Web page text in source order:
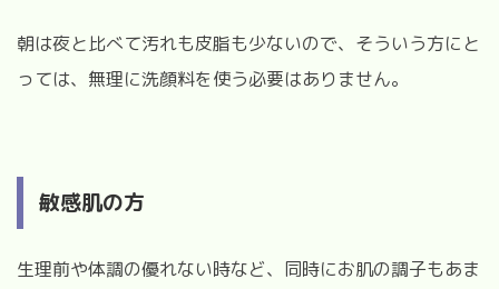
朝は夜と比べて汚れも皮脂も少ないので、そういう方にと
っては、無理に洗顔料を使う必要はありません。
敏感肌の方
生理前や体調の優れない時など、同時にお肌の調子もあま